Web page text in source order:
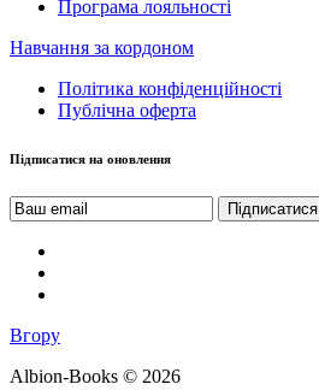
Програма лояльності
Навчання за кордоном
Політика конфіденційності
Публічна оферта
Підписатися на оновлення
Вгору
Albion-Books © 2026